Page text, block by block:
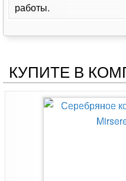
работы.
КУПИТЕ В